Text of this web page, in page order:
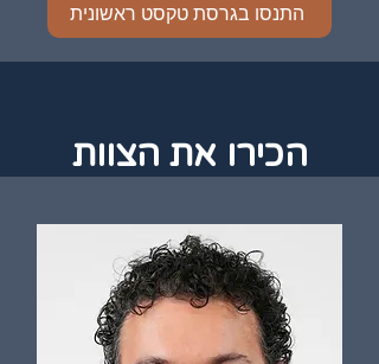
התנסו בגרסת טקסט ראשונית
הכירו את הצוות